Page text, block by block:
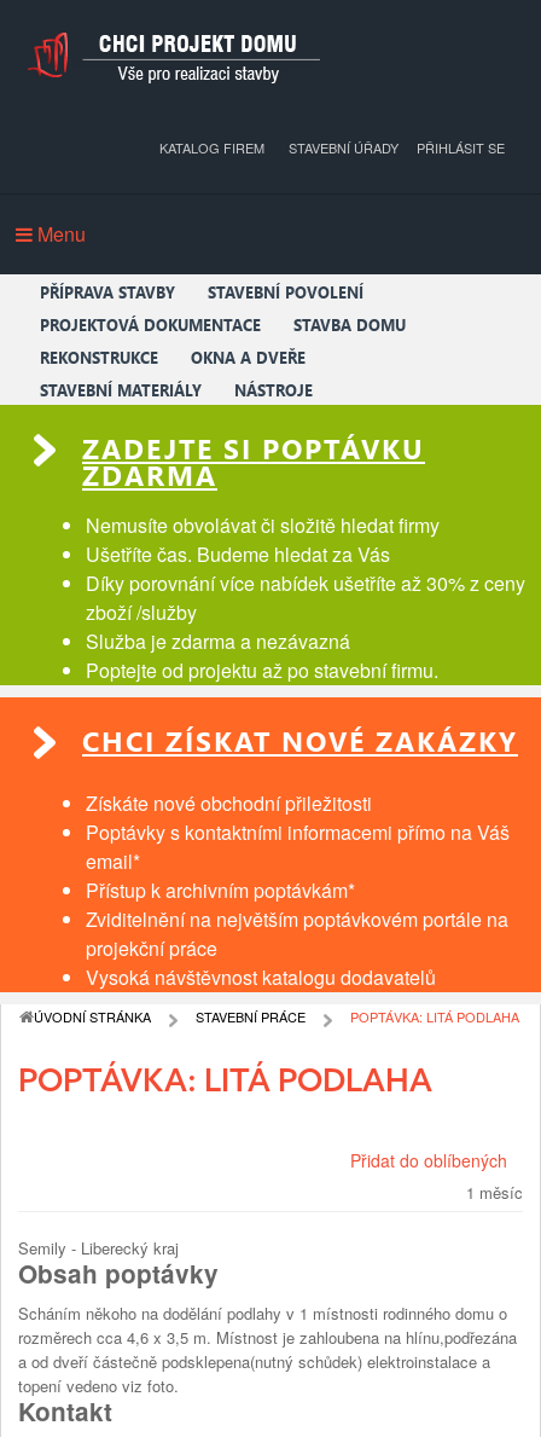
PŘIHLÁSIT SE
KATALOG FIREM STAVEBNÍ ÚŘADY
Menu
PŘÍPRAVA STAVBY
STAVEBNÍ POVOLENÍ
PROJEKTOVÁ DOKUMENTACE
STAVBA DOMU
REKONSTRUKCE
OKNA A DVEŘE
STAVEBNÍ MATERIÁLY
NÁSTROJE
ZADEJTE SI POPTÁVKU
ZDARMA
Nemusíte obvolávat či složitě hledat firmy
Ušetříte čas. Budeme hledat za Vás
Díky porovnání více nabídek ušetříte až 30% z ceny
zboží /služby
Služba je zdarma a nezávazná
Poptejte od projektu až po stavební firmu.
CHCI ZÍSKAT NOVÉ ZAKÁZKY
Získáte nové obchodní přiležitosti
Poptávky s kontaktními informacemi přímo na Váš
email*
Přístup k archivním poptávkám*
Zviditelnění na největším poptávkovém portále na
projekční práce
Vysoká návštěvnost katalogu dodavatelů
ÚVODNÍ STRÁNKA STAVEBNÍ PRÁCE POPTÁVKA: LITÁ PODLAHA
POPTÁVKA: LITÁ PODLAHA
Přidat do oblíbených
1 měsíc
Semily - Liberecký kraj
Obsah poptávky
Scháním někoho na dodělání podlahy v 1 místnosti rodinného domu o
rozměrech cca 4,6 x 3,5 m. Místnost je zahloubena na hlínu,podřezána
a od dveří částečně podsklepena(nutný schůdek) elektroinstalace a
topení vedeno viz foto.
Kontakt